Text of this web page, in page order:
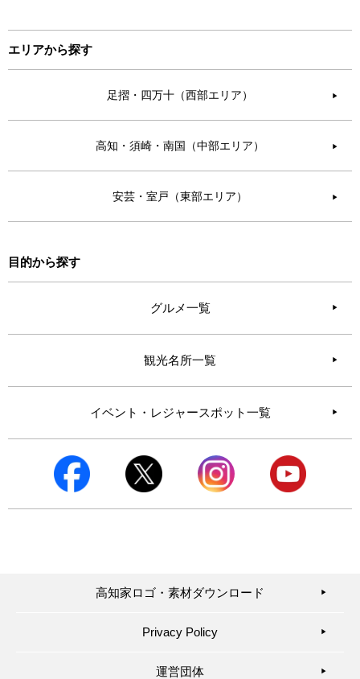
エリアから探す
足摺・四万十（西部エリア） ▶︎
高知・須崎・南国（中部エリア） ▶︎
安芸・室戸（東部エリア） ▶︎
目的から探す
グルメ一覧
観光名所一覧
イベント・レジャースポット一覧
高知家ロゴ・素材ダウンロード ▶︎
Privacy Policy ▶︎
運営団体 ▶︎